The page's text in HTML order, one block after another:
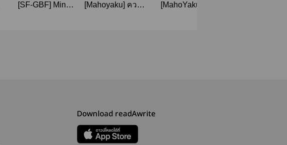
[SF-GBF] Mint
[Mahoyaku] ความ
[MahoYaku] Are
Download readAwrite